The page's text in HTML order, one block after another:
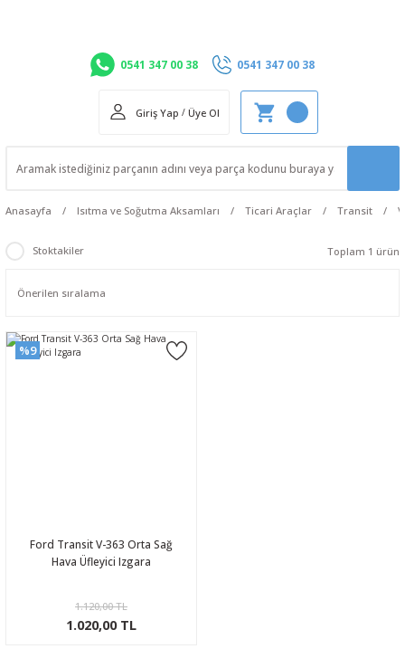
0541 347 00 38 0541 347 00 38
Giriş Yap / Üye Ol
Anasayfa Isıtma ve Soğutma Aksamları Ticari Araçlar Transit
Stoktakiler Toplam 1 ürün
%9
Ford Transit V-363 Orta Sağ
Hava Üfleyici Izgara
1.120,00 TL
1.020,00 TL